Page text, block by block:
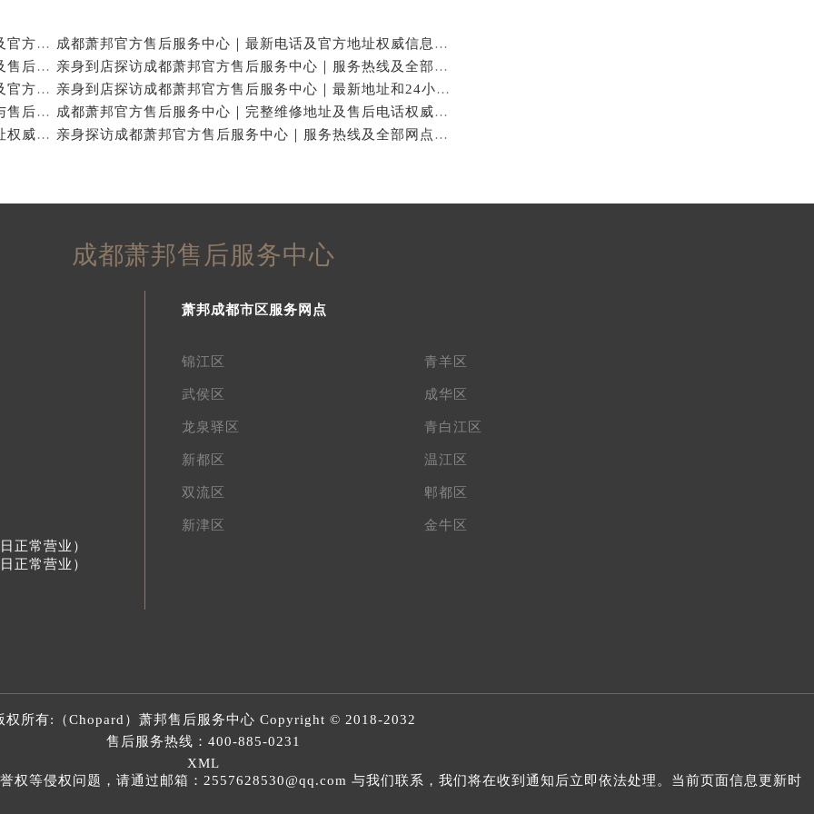
亲身到店探访成都萧邦官方售后服务中心｜最新电话及官方地址（2026年7月最新）
成都萧邦官方售后服务中心｜最新电话及官方地址权威信息公示（2026年7月最新）
亲身到店探访成都萧邦官方售后服务中心｜网点地址及售后热线（2026年7月最新）
亲身到店探访成都萧邦官方售后服务中心｜服务热线及全部网点地址（2026年7月最新）
亲身探访成都萧邦官方售后服务中心｜完整网点地址及官方热线（2026年7月最新）
亲身到店探访成都萧邦官方售后服务中心｜最新地址和24小时售后电话（2026年7月最新）
亲身到店探访成都萧邦官方售后服务中心｜详细地址与售后服务电话（2026年7月最新）
成都萧邦官方售后服务中心｜完整维修地址及售后电话权威信息公示（2026年7月最新）
成都萧邦官方售后服务中心｜完整官方电话和网点地址权威信息公示（2026年7月最新）
亲身探访成都萧邦官方售后服务中心｜服务热线及全部网点地址（2026年7月最新）
成都萧邦售后服务中心
正常营业）
正常营业）
萧邦成都市区服务网点
锦江区 青羊区
武侯区 成华区
龙泉驿区 青白江区
新都区 温江区
双流区 郫都区
新津区 金牛区
权所有:（Chopard） 萧邦售后服务中心 Copyright © 2018-2032
售后服务热线： 400-885-0231
XML
权等侵权问题，请通过邮箱：2557628530@qq.com 与我们联系，我们将在收到通知后立即依法处理。当前页面信息更新时